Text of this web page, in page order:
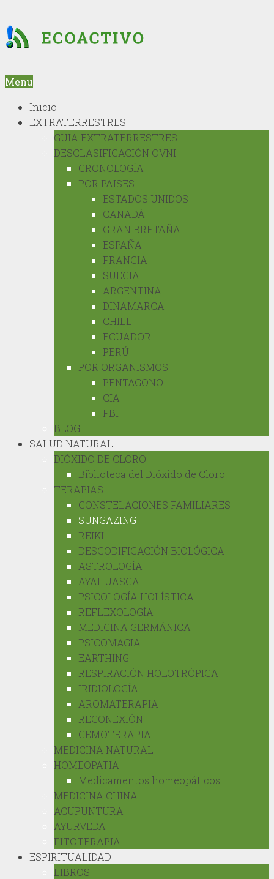
Menu
Inicio
EXTRATERRESTRES
GUIA EXTRATERRESTRES
DESCLASIFICACIÓN OVNI
CRONOLOGÍA
POR PAISES
ESTADOS UNIDOS
CANADÁ
GRAN BRETAÑA
ESPAÑA
FRANCIA
SUECIA
ARGENTINA
DINAMARCA
CHILE
ECUADOR
PERÚ
POR ORGANISMOS
PENTAGONO
CIA
FBI
BLOG
SALUD NATURAL
DIÓXIDO DE CLORO
Biblioteca del Dióxido de Cloro
TERAPIAS
CONSTELACIONES FAMILIARES
SUNGAZING
REIKI
DESCODIFICACIÓN BIOLÓGICA
ASTROLOGÍA
AYAHUASCA
PSICOLOGÍA HOLÍSTICA
REFLEXOLOGÍA
MEDICINA GERMÁNICA
PSICOMAGIA
EARTHING
RESPIRACIÓN HOLOTRÓPICA
IRIDIOLOGÍA
AROMATERAPIA
RECONEXIÓN
GEMOTERAPIA
MEDICINA NATURAL
HOMEOPATIA
Medicamentos homeopáticos
MEDICINA CHINA
ACUPUNTURA
AYURVEDA
FITOTERAPIA
ESPIRITUALIDAD
LIBROS